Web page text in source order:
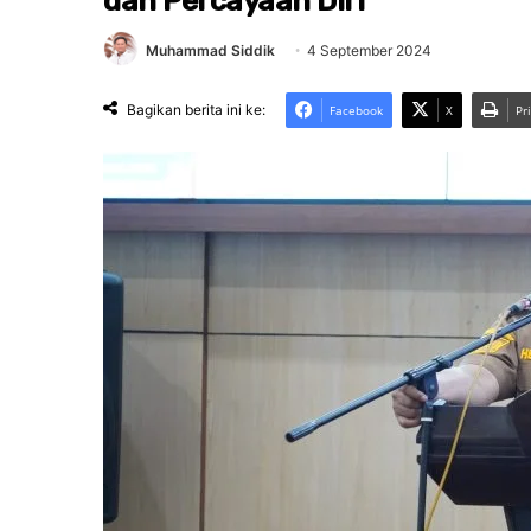
Muhammad Siddik 4 September 2024
Bagikan berita ini ke: Facebook X